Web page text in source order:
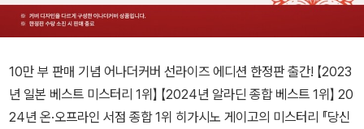
10만 부 판매 기념 어나더커버 선라이즈 에디션 한정판 출간! 【2023
년 일본 베스트 미스터리 1위】 【2024년 알라딘 종합 베스트 1위】 20
24년 온·오프라인 서점 종합 1위 히가시노 게이고의 미스터리 『당신